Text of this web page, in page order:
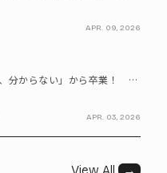
APR. 09, 2026
「何が分からないか、分からない」から卒業！ SBIネオトレード証券で学ぶ、はじめての資産形成
APR. 03, 2026
View All →